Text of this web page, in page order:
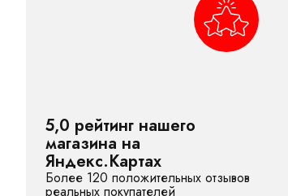
5,0 рейтинг нашего
магазина на
Яндекс.Картах
Более 120 положительных отзывов
реальных покупателей